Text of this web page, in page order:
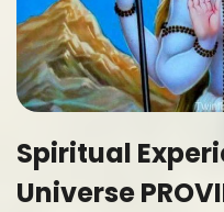
Spiritual
Universe